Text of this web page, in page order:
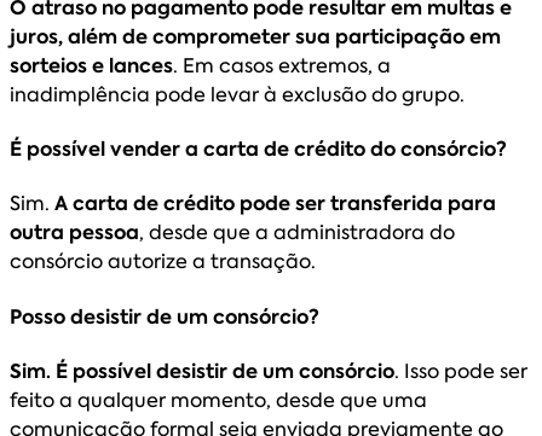
O atraso no pagamento pode resultar em multas e
juros, além de comprometer sua participação em
sorteios e lances. Em casos extremos, a
inadimplência pode levar à exclusão do grupo.
É possível vender a carta de crédito do consórcio?
Sim. A carta de crédito pode ser transferida para
outra pessoa, desde que a administradora do
consórcio autorize a transação.
Posso desistir de um consórcio?
Sim. É possível desistir de um consórcio. Isso pode ser
feito a qualquer momento, desde que uma
comunicação formal seja enviada previamente ao